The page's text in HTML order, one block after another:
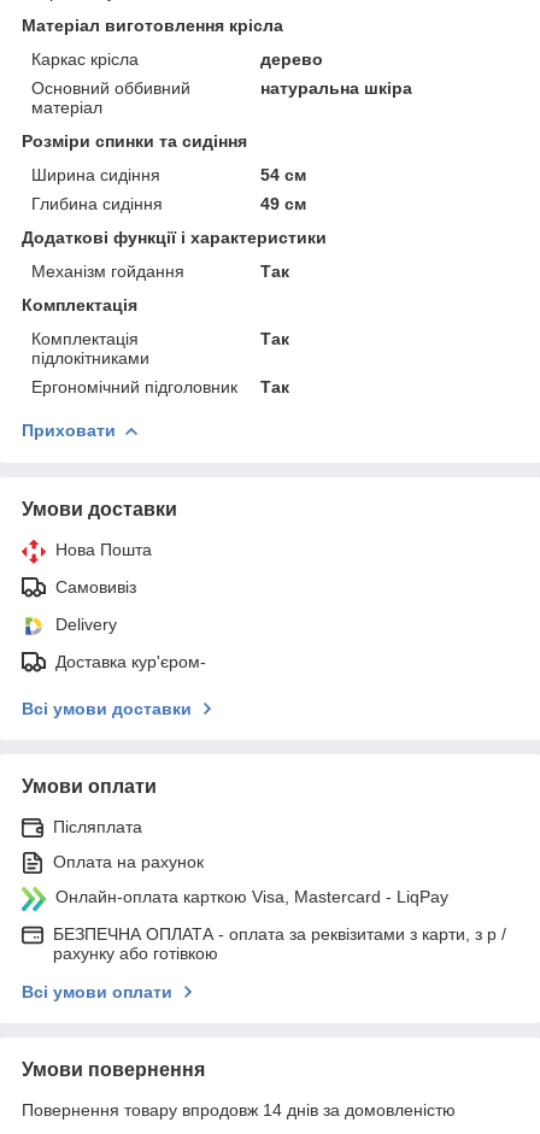
Матеріал виготовлення крісла
Каркас крісла
дерево
Основний оббивний
матеріал
натуральна шкіра
Розміри спинки та сидіння
Ширина сидіння
54 см
Глибина сидіння
49 см
Додаткові функції і характеристики
Механізм гойдання
Так
Комплектація
Комплектація
підлокітниками
Так
Ергономічний підголовник Так
Приховати
Умови доставки
Нова Пошта
Самовивіз
Delivery
Доставка кур'єром-
Всі умови доставки
Умови оплати
Післяплата
Оплата на рахунок
Онлайн-оплата карткою Visa, Mastercard - LiqPay
БЕЗПЕЧНА ОПЛАТА - оплата за реквізитами з карти, з р /
рахунку або готівкою
Всі умови оплати
Умови повернення
Повернення товару впродовж 14 днів за домовленістю